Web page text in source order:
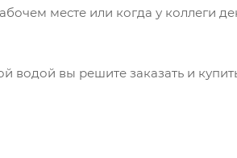
месте или когда у коллеги
водой вы решите заказать и